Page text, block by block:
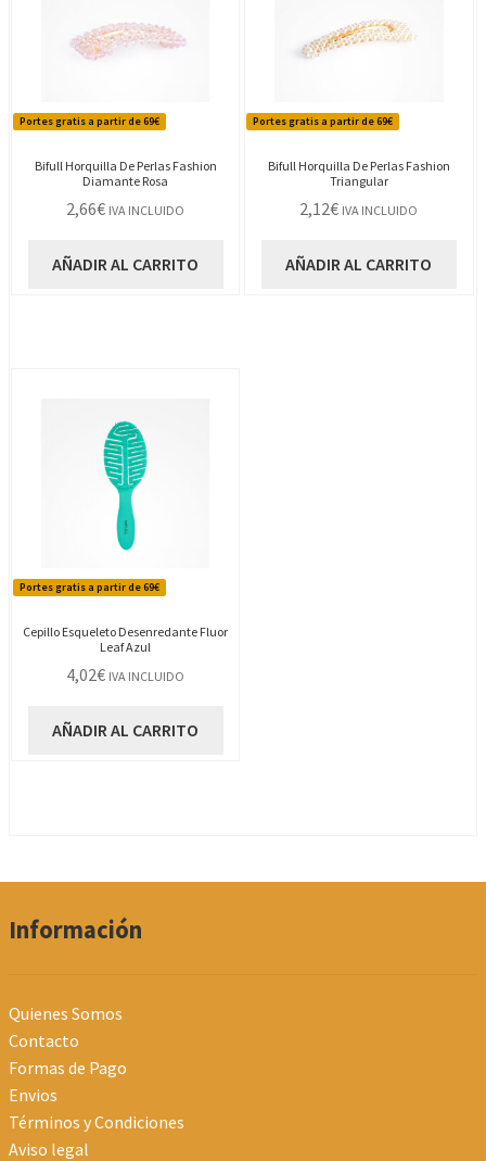
Portes gratis a partir de 69€
Bifull Horquilla De Perlas Fashion
Diamante Rosa
2,66€ IVA INCLUIDO
AÑADIR AL CARRITO
Portes gratis a partir de 69€
Bifull Horquilla De Perlas Fashion
Triangular
2,12€ IVA INCLUIDO
AÑADIR AL CARRITO
Portes gratis a partir de 69€
Cepillo Esqueleto Desenredante Fluor
Leaf Azul
4,02€ IVA INCLUIDO
AÑADIR AL CARRITO
Información
Quienes Somos
Contacto
Formas de Pago
Envios
Términos y Condiciones
Aviso legal